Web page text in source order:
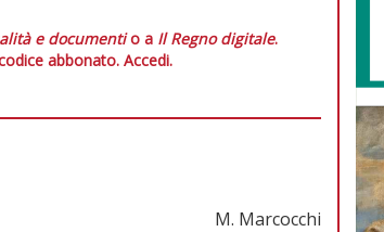
e documentio a Il Regno digitale.
abbonato. Accedi.
M. Marcocchi